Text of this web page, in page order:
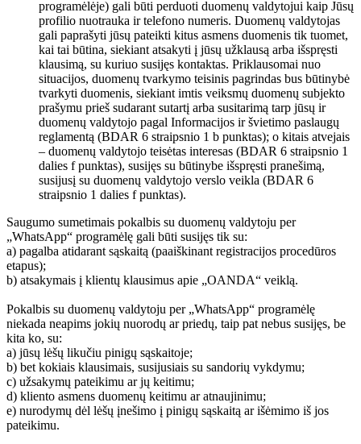
programėlėje) gali būti perduoti duomenų valdytojui kaip Jūsų
profilio nuotrauka ir telefono numeris. Duomenų valdytojas
gali paprašyti jūsų pateikti kitus asmens duomenis tik tuomet,
kai tai būtina, siekiant atsakyti į jūsų užklausą arba išspręsti
klausimą, su kuriuo susijęs kontaktas. Priklausomai nuo
situacijos, duomenų tvarkymo teisinis pagrindas bus būtinybė
tvarkyti duomenis, siekiant imtis veiksmų duomenų subjekto
prašymu prieš sudarant sutartį arba susitarimą tarp jūsų ir
duomenų valdytojo pagal Informacijos ir švietimo paslaugų
reglamentą (BDAR 6 straipsnio 1 b punktas); o kitais atvejais
– duomenų valdytojo teisėtas interesas (BDAR 6 straipsnio 1
dalies f punktas), susijęs su būtinybe išspręsti pranešimą,
susijusį su duomenų valdytojo verslo veikla (BDAR 6
straipsnio 1 dalies f punktas).
Saugumo sumetimais pokalbis su duomenų valdytoju per
„WhatsApp“ programėlę gali būti susijęs tik su:
a) pagalba atidarant sąskaitą (paaiškinant registracijos procedūros
etapus);
b) atsakymais į klientų klausimus apie „OANDA“ veiklą.
Pokalbis su duomenų valdytoju per „WhatsApp“ programėlę
niekada neapims jokių nuorodų ar priedų, taip pat nebus susijęs, be
kita ko, su:
a) jūsų lėšų likučiu pinigų sąskaitoje;
b) bet kokiais klausimais, susijusiais su sandorių vykdymu;
c) užsakymų pateikimu ar jų keitimu;
d) kliento asmens duomenų keitimu ar atnaujinimu;
e) nurodymų dėl lėšų įnešimo į pinigų sąskaitą ar išėmimo iš jos
pateikimu.